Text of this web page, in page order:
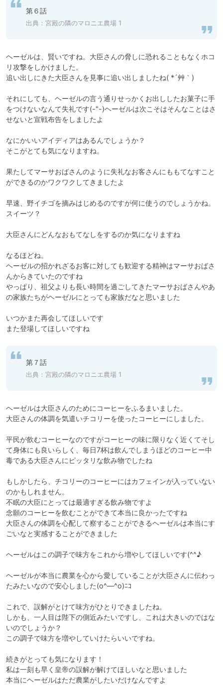
第６話
出典： 宮殿の隣のマロニエ農場 1
ヘーゼルは、賢いですね。大臣さんの脅しに恐れることもなくホコ
リ攻撃をしかけました。
追い出しにきた大臣さんを見事に追い出しましたね( *´艸｀)
それにしても、ヘーゼルの言う通りせっかくお出ししたお菓子に手
をつけないなんて失礼です(-"-)ヘーゼルは次こそはそんなことはさ
せないと宣戦布告をしましたよ
なにかいいアイディアはあるんでしょうか？
そこがとても気になりますね。
果たしてマーサおばさんのように失礼なお客さんにももてなすこと
ができるのかワクワクしてきましたよ
早速、野イチゴを摘みはじめるのですが何に使うのでしょうかね。
スイーツ？
大臣さんにどんなおもてなしをするのか気になりますね
なるほどね。
ヘーゼルの招かれざるお客に対しても歓迎する精神はマーサおばさ
んからきていたのですね
やっぱり、祖父よりも長い時間を過ごしてきたマーサおばさんやあ
の家族たちがヘーゼルにとっても家族だなと思いました
いつかまた再会してほしいです
また登場してほしいですね
第７話
出典： 宮殿の隣のマロニエ農場 1
ヘーゼルは大臣さんのためにコーヒーをふるまいました。
大臣さんの体調を気遣いチコリーを使ったコーヒーにしました。
平民が飲むコーヒーなのですがコーヒーの味に限りなく近くてそし
て身体にも良いらしく、毎日7杯は飲んでしまうほどのコーヒー中
毒である大臣さんにピッタリな飲み物でしたね
もしかしたら、チコリーのコーヒーにはカフェインが入っていない
のかもしれません。
不眠の大臣にとっては最適すぎる飲み物ですよ
念願のコーヒーを飲むことができて本当に良かったですね
大臣さんの体調を心配して察することができるヘーゼルは本当にす
ごいなと実感することができました
ヘーゼルはこの調子で味方をこれから増やしてほしいです(^^♪
ヘーゼルが本当に農業を心から愛していることが大臣さんに伝わっ
たみたいなので安心しました(o^―^o)ﾆｺ
これで、誤解がとけて味方がひとりできましたね。
しかも、一人目は陛下の側近みたいですし、これは大きいのではな
いのでしょうか？
この調子で味方を増やしていけたらいいですね。
続きがとっても気になります！
私は一刻も早く皇帝の誤解が解けてほしいなと思いました
本当にヘーゼルはただ農業がしたいだけなんですよ